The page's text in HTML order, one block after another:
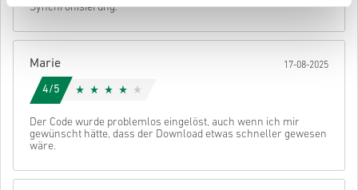
• Wähle deine bevorzugte Zahlungsmethode
Danach erhältst du eine E-Mail mit einem sicheren Link zu deinem
Synchronisierung.
Marie 17-08-2025
4/5
Der Code wurde problemlos eingelöst, auch wenn ich mir
gewünscht hätte, dass der Download etwas schneller gewesen
wäre.